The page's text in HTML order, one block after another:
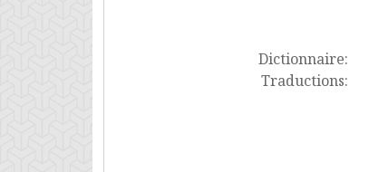
Dictionnaire:
Traductions: